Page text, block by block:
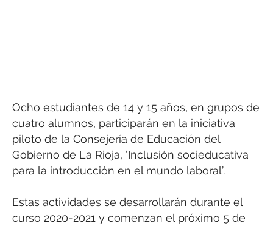
Ocho estudiantes de 14 y 15 años, en grupos de
cuatro alumnos, participarán en la iniciativa
piloto de la Consejería de Educación del
Gobierno de La Rioja, ‘Inclusión socieducativa
para la introducción en el mundo laboral’.
Estas actividades se desarrollarán durante el
curso 2020-2021 y comenzan el próximo 5 de